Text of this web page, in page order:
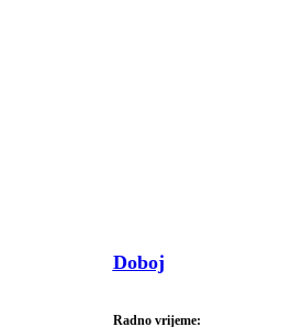
Doboj
Radno vrijeme: